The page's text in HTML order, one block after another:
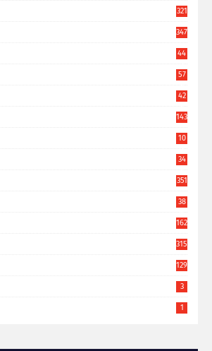
321
347
44
57
42
143
10
34
351
38
162
315
129
3
1